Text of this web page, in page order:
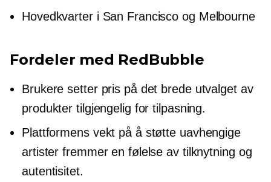
Hovedkvarter i San Francisco og Melbourne
Fordeler med RedBubble
Brukere setter pris på det brede utvalget av
produkter tilgjengelig for tilpasning.
Plattformens vekt på å støtte uavhengige
artister fremmer en følelse av tilknytning og
autentisitet.